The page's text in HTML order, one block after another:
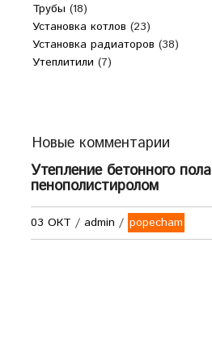
Трубы (18)
Установка котлов (23)
Установка радиаторов (38)
Утеплитили (7)
Новые комментарии
Утепление бетонного пола
пенополистиролом
03 ОКТ / admin / popecham